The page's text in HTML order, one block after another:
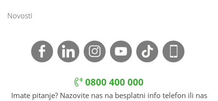
Novosti
0800 400 000
Imate pitanje? Nazovite nas na besplatni info telefon ili nas